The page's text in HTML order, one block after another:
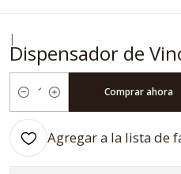
|
Dispensador de
Cantidad
Comprar ahora
Agregar a la lista de